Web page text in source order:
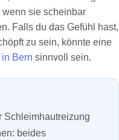
sie scheinbar
Falls du das Gefühl hast,
zu sein, könnte eine
Bern sinnvoll sein.
Schleimhautreizung
beides